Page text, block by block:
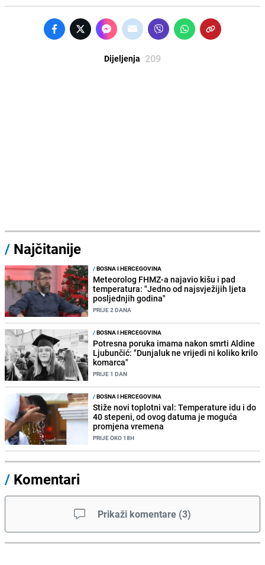
Dijeljenja 209
/ Najčitanije
/BOSNA I HERCEGOVINA
Meteorolog FHMZ-a najavio kišu i pad
temperatura: "Jedno od najsvježijih ljeta
posljednjih godina"
PRIJE 2 DANA
/BOSNA I HERCEGOVINA
Potresna poruka imama nakon smrti Aldine
Ljubunčić: "Dunjaluk ne vrijedi ni koliko krilo
komarca"
PRIJE 1 DAN
/BOSNA I HERCEGOVINA
Stiže novi toplotni val: Temperature idu i do
40 stepeni, od ovog datuma je moguća
promjena vremena
PRIJE OKO 18H
/ Komentari
Prikaži komentare (3)